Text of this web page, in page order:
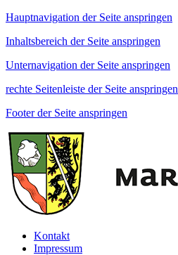
Hauptnavigation der Seite anspringen
Inhaltsbereich der Seite anspringen
Unternavigation der Seite anspringen
rechte Seitenleiste der Seite anspringen
Footer der Seite anspringen
Kontakt
Impressum